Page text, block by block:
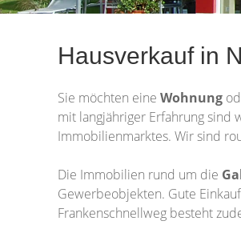
Hausverkauf in
Sie möchten eine Wohnung
mit langjähriger Erfahrung sind
Immobilienmarktes. Wir sind
Die Immobilien rund um die
Gewerbeobjekten. Gute
Frankenschnellweg besteht